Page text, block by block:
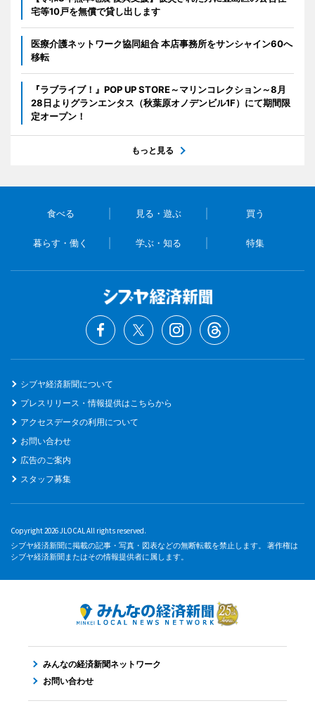
宅等10戸を無償で貸し出します
医療介護ネットワーク協同組合 本店事務所をサンシャイン60へ
移転
『ラブライブ！』POP UP STORE～マリンコレクション～8月
28日よりグランエンタス（秋葉原オノデンビル1F）にて期間限
定オープン！
もっと見る
食べる 見る・遊ぶ 買う
暮らす・働く 学ぶ・知る 特集
シブヤ経済新聞について
プレスリリース・情報提供はこちらから
アクセスデータの利用について
お問い合わせ
広告のご案内
スタッフ募集
Copyright 2026 JLOCAL All rights reserved.
シブヤ経済新聞に掲載の記事・写真・図表などの無断転載を禁止します。 著作権は
シブヤ経済新聞またはその情報提供者に属します。
みんなの経済新聞ネットワーク
お問い合わせ